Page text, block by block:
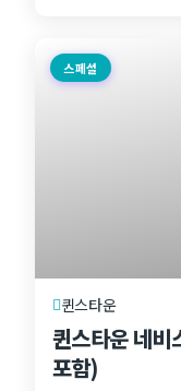
스페셜
퀸스타운
퀸스타운 네비
포함)